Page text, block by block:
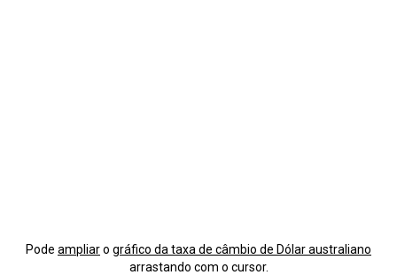
Pode ampliaro gráfico da taxa de câmbio de Dólar australiano
arrastando com o cursor.